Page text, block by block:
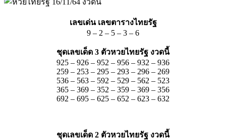
เลขเด่น เลขตารางไทยรัฐ
9 – 2 – 5 – 3 – 6
ชุดเลขเด็ด 3 ตัวหวยไทยรัฐ งวดนี้
925 – 926 – 952 – 956 – 932 – 936
259 – 253 – 295 – 293 – 296 – 269
536 – 563 – 592 – 529 – 562 – 523
365 – 369 – 352 – 359 – 369 – 356
692 – 695 – 625 – 652 – 623 – 632
ชุดเลขเด็ด 2 ตัวหวยไทยรัฐ งวดนี้